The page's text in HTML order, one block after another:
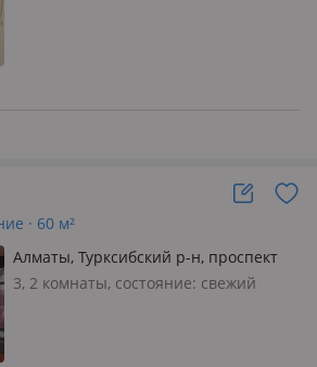
· 60 м²
Алматы, Турксибский р-н, проспект
Суюнбая 205
3, 2 комнаты, состояние: cвежий